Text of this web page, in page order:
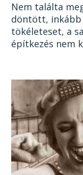
Nem találta
döntött,
tökéleteset, a
építkezés nem